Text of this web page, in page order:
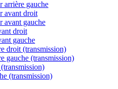
arrière gauche
avant droit
avant gauche
droit
gauche
droit (transmission)
gauche (transmission)
(transmission)